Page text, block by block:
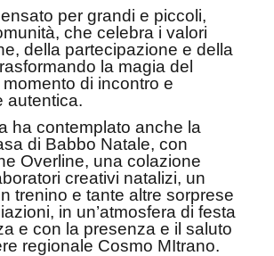
per grandi e piccoli,
che celebra i valori
della partecipazione e della
la magia del
di incontro e
autentica.
ha contemplato anche la
di Babbo Natale, con
Overline, una colazione
creativi natalizi, un
trenino e tante altre sorprese
in un’atmosfera di festa
e con la presenza e il saluto
regionale Cosmo MItrano.